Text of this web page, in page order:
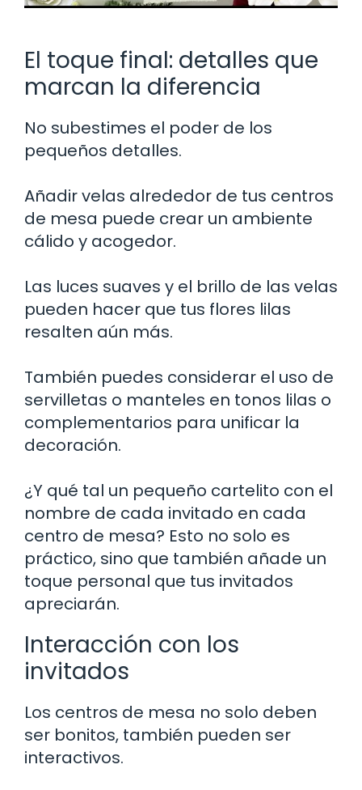
El toque final: detalles que
marcan la diferencia
No subestimes el poder de los
pequeños detalles.
Añadir velas alrededor de tus centros
de mesa puede crear un ambiente
cálido y acogedor.
Las luces suaves y el brillo de las velas
pueden hacer que tus flores lilas
resalten aún más.
También puedes considerar el uso de
servilletas o manteles en tonos lilas o
complementarios para unificar la
decoración.
¿Y qué tal un pequeño cartelito con el
nombre de cada invitado en cada
centro de mesa? Esto no solo es
práctico, sino que también añade un
toque personal que tus invitados
apreciarán.
Interacción con los
invitados
Los centros de mesa no solo deben
ser bonitos, también pueden ser
interactivos.